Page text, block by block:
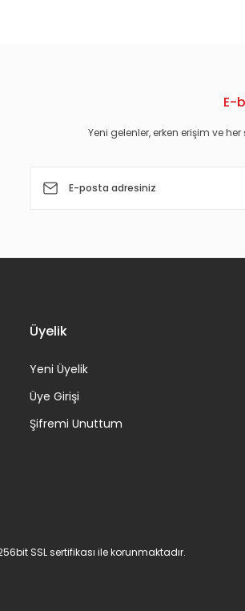
E-
Yeni gelenler, erken erişim ve
Üyelik
Yeni Üyelik
Üye Girişi
Şifremi Unuttum
SSL sertifikası ile korunmaktadır.